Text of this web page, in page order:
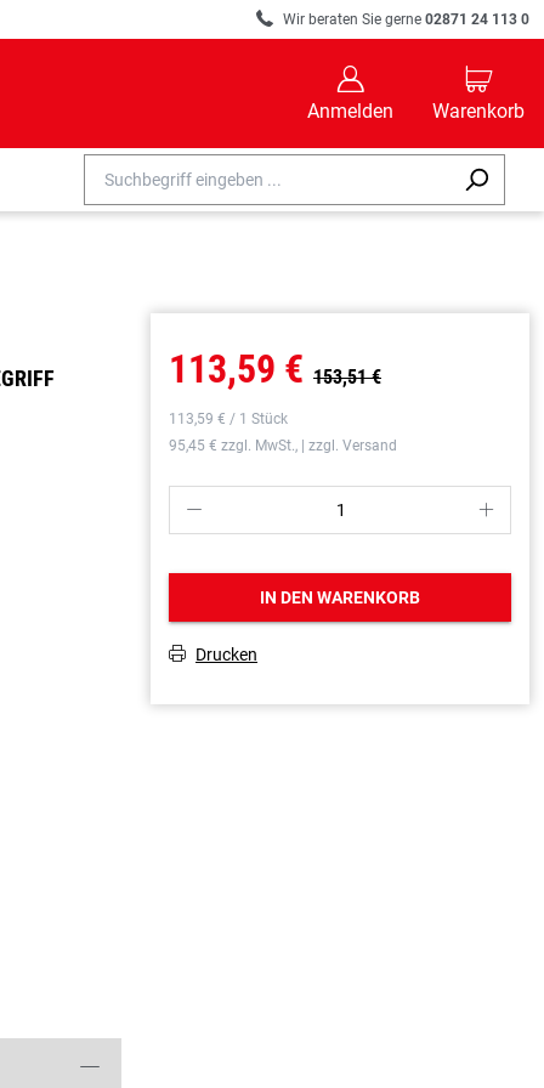
R Wir beraten Sie gerne 02871 24 113 0
B
Anmelden
C
Warenkorb
113,59 € 153,51 €
113,59 € / 1 Stück
95,45 € zzgl. MwSt., | zzgl. Versand
P S
IN DEN WARENKORB
T Drucken